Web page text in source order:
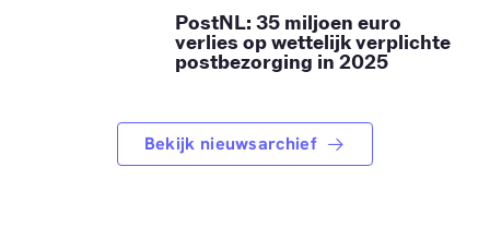
PostNL: 35 miljoen euro
verlies op wettelijk verplichte
postbezorging in 2025
Bekijk nieuwsarchief